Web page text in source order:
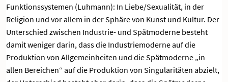
Funktionssystemen (Luhmann): In Liebe/Sexualität, in der
Religion und vor allem in der Sphäre von Kunst und Kultur. Der
Unterschied zwischen Industrie- und Spätmoderne besteht
damit weniger darin, dass die Industriemoderne auf die
Produktion von Allgemeinheiten und die Spätmoderne „in
allen Bereichen“ auf die Produktion von Singularitäten abzielt,